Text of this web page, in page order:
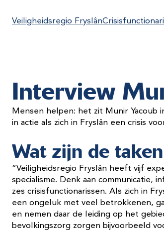
Veiligheidsregio Fryslân
Interview
Mensen helpen: het zit Munir Yacoub
in actie als zich in Fryslân een crisis
Wat zijn de
“Veiligheidsregio Fryslân heeft vijf
specialisme. Denk aan communicatie,
zes crisisfunctionarissen. Als zich in
een ongeluk met veel betrokkenen,
en nemen daar de leiding op het
bevolkingszorg zorgen bijvoorbeeld